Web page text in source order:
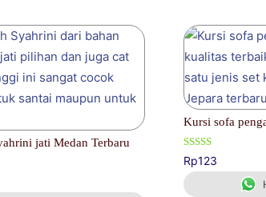
jati Medan Terbaru
Kursi sofa
Dinilai
5.00
dari 5
Rp123